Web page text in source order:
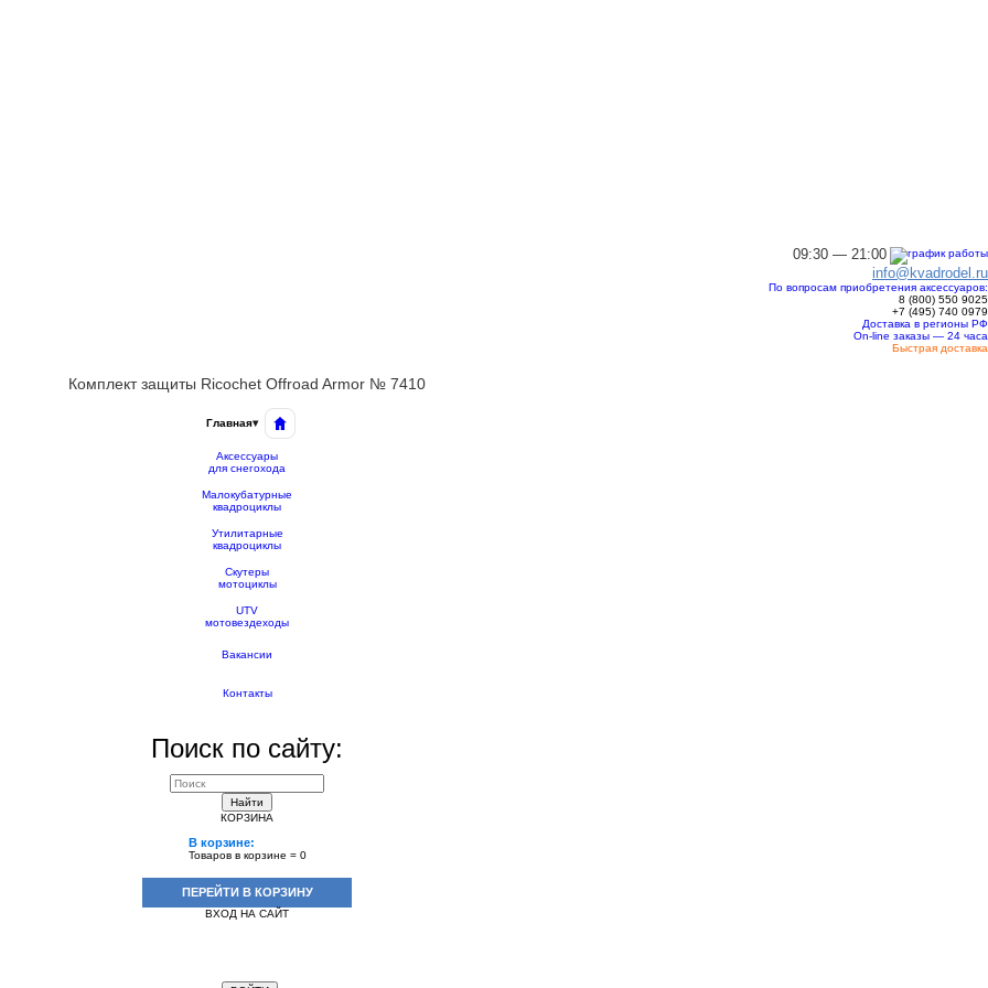
09:30 — 21:00
info@kvadrodel.ru
По вопросам приобретения аксессуаров:
8 (800) 550 9025
+7 (495) 740 0979
Доставка в регионы РФ
On-line заказы — 24 часа
Быстрая доставка
Комплект защиты Ricochet Offroad Armor № 7410
Главная▾
Аксессуары
для снегохода
Малокубатурные
квадроциклы
Утилитарные
квадроциклы
Скутеры
мотоциклы
UTV
мотовездеходы
Вакансии
Контакты
Поиск по сайту:
Найти
КОРЗИНА
В корзине:
Товаров в корзине = 0
ПЕРЕЙТИ В КОРЗИНУ
ВХОД НА САЙТ